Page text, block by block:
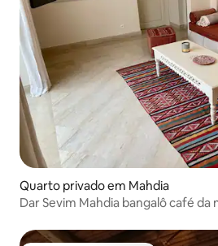
Quarto privado em Mahdia
Dar Sevim Mahdia bangalô café da